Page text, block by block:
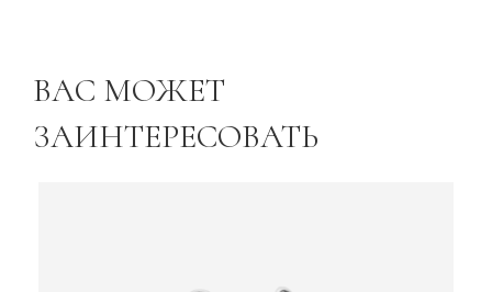
ВАС МОЖЕТ
ЗАИНТЕРЕСОВАТЬ